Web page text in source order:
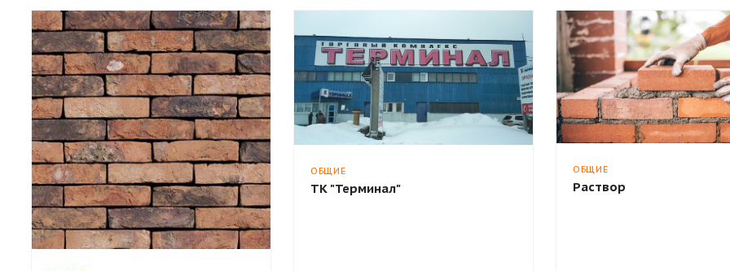
ОБЩИЕ
ТК "Терминал"
ОБЩИЕ
Раствор